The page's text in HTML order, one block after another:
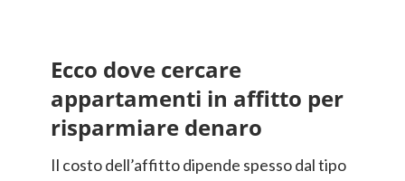
Ecco dove cercare
appartamenti in affitto per
risparmiare denaro
Il costo dell’affitto dipende spesso dal tipo